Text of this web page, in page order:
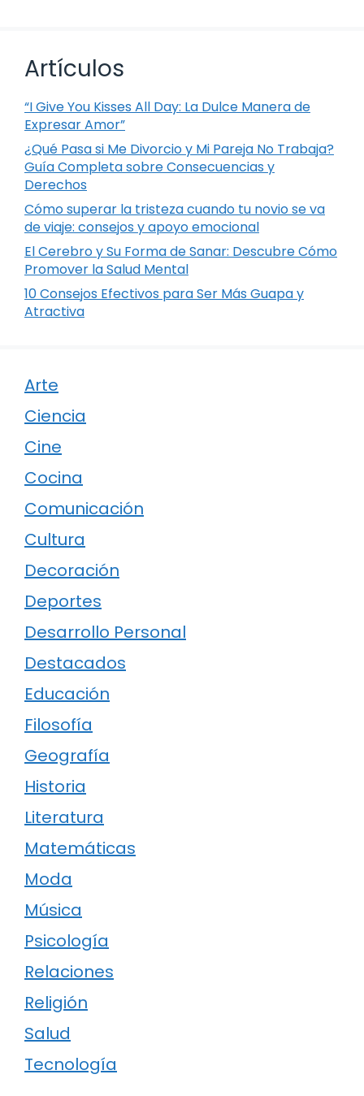
Artículos
“I Give You Kisses All Day: La Dulce Manera de
Expresar Amor”
¿Qué Pasa si Me Divorcio y Mi Pareja No Trabaja?
Guía Completa sobre Consecuencias y
Derechos
Cómo superar la tristeza cuando tu novio se va
de viaje: consejos y apoyo emocional
El Cerebro y Su Forma de Sanar: Descubre Cómo
Promover la Salud Mental
10 Consejos Efectivos para Ser Más Guapa y
Atractiva
Arte
Ciencia
Cine
Cocina
Comunicación
Cultura
Decoración
Deportes
Desarrollo Personal
Destacados
Educación
Filosofía
Geografía
Historia
Literatura
Matemáticas
Moda
Música
Psicología
Relaciones
Religión
Salud
Tecnología